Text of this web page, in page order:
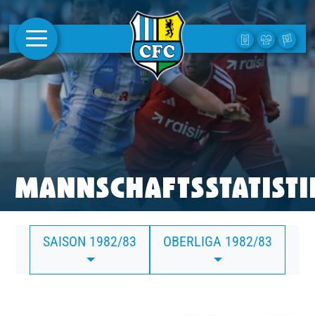
AKTUELLES
1. MANNSCHAFT
FRAUEN
CAMPUS
CLUB
CLUBMITGLIEDSCHAFT
BUSINESS
SAISON 1982/83 OBERLIGA 1982/83